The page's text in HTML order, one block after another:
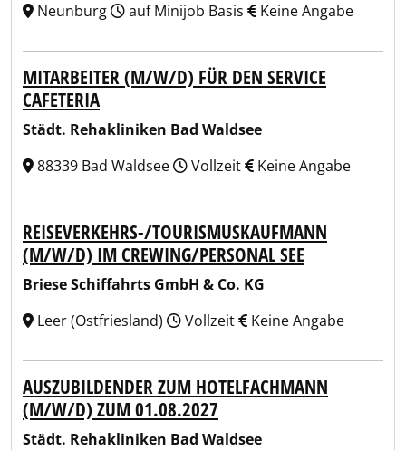
Neunburg
auf Minijob Basis Keine Angabe
MITARBEITER (M/W/D) FÜR DEN SERVICE
CAFETERIA
Städt. Rehakliniken Bad Waldsee
88339 Bad Waldsee
Vollzeit Keine Angabe
REISEVERKEHRS-/TOURISMUSKAUFMANN
(M/W/D) IM CREWING/PERSONAL SEE
Briese Schiffahrts GmbH & Co. KG
Leer (Ostfriesland)
Vollzeit Keine Angabe
AUSZUBILDENDER ZUM HOTELFACHMANN
(M/W/D) ZUM 01.08.2027
Städt. Rehakliniken Bad Waldsee